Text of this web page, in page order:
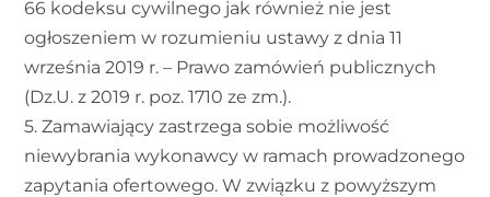
66 kodeksu cywilnego jak również nie jest
ogłoszeniem w rozumieniu ustawy z dnia 11
września 2019 r. – Prawo zamówień publicznych
(Dz.U. z 2019 r. poz. 1710 ze zm.).
5. Zamawiający zastrzega sobie możliwość
niewybrania wykonawcy w ramach prowadzonego
zapytania ofertowego. W związku z powyższym